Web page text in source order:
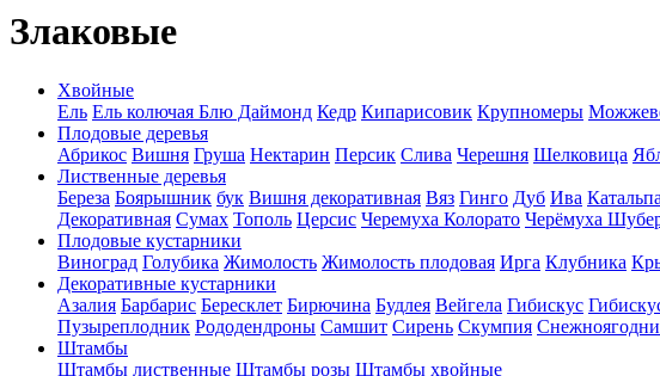
Злаковые
Хвойные
Ель Ель колючая Блю Даймонд Кедр Кипарисовик Крупномеры
Плодовые деревья
Абрикос Вишня Груша Нектарин Персик Слива Черешня Шелковица
Лиственные деревья
Береза Боярышник бук Вишня декоративная Вяз Гинго Дуб Ива Катальпа
Декоративная Сумах Тополь Церсис Черемуха Колорато Черёмуха
Плодовые кустарники
Виноград Голубика Жимолость Жимолость плодовая Ирга Клубника
Декоративные кустарники
Азалия Барбарис Бересклет Бирючина Будлея Вейгела Гибискус
Пузыреплодник Рододендроны Самшит Сирень Скумпия
Штамбы
Штамбы лиственные Штамбы розы Штамбы хвойные